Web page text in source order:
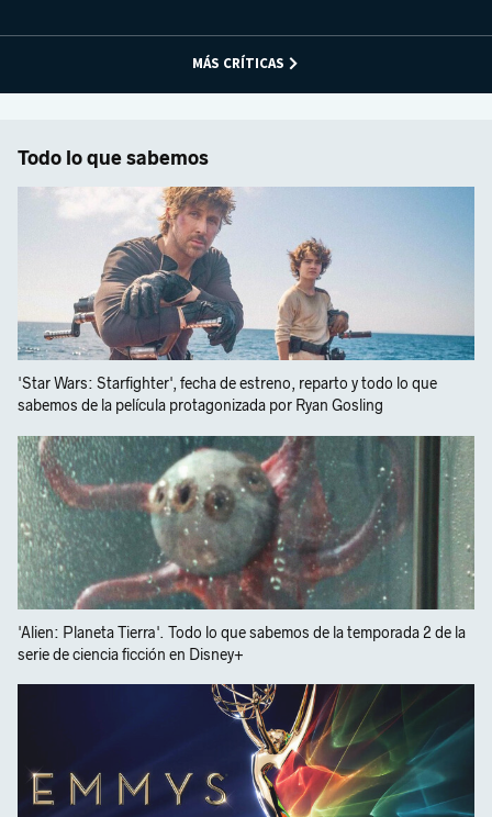
MÁS CRÍTICAS
Todo lo que sabemos
'Star Wars: Starfighter', fecha de estreno, reparto y todo lo que
sabemos de la película protagonizada por Ryan Gosling
'Alien: Planeta Tierra'. Todo lo que sabemos de la temporada 2 de la
serie de ciencia ficción en Disney+